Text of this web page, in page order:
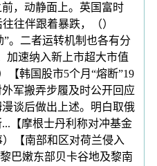
，动静面上。英国富时
往伴跟着暴跌，（）
。二者运转机制也各有分
加速纳入新上市超大市值
【韩国股市5个月“熔断”19
军搬弄步履及时公开回应
谈后做出上述。明白取俄
【摩根士丹利称对冲基金
【南部和区对荷兰侵入
巴嫩东部贝卡谷地及黎南